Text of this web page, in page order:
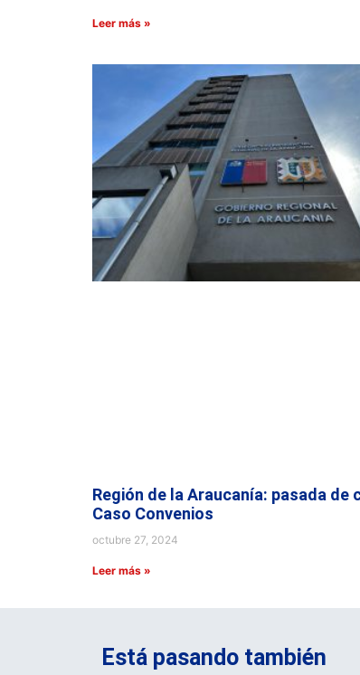
Leer más »
Región de la Araucanía: pasada de
Caso Convenios
octubre 27, 2024
Leer más »
Está pasando también